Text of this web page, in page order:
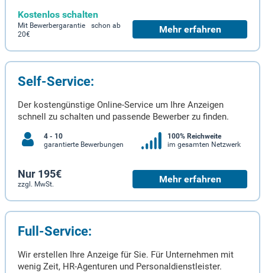
Kostenlos schalten
Mit Bewerbergarantie schon ab
20€
Mehr erfahren
Self-Service:
Der kostengünstige Online-Service um Ihre Anzeigen
schnell zu schalten und passende Bewerber zu finden.
4 - 10
garantierte Bewerbungen
100% Reichweite
im gesamten Netzwerk
Nur 195€
zzgl. MwSt. Mehr erfahren
Full-Service:
Wir erstellen Ihre Anzeige für Sie. Für Unternehmen mit
wenig Zeit, HR-Agenturen und Personaldienstleister.